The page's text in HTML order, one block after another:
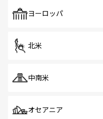
で、ホーカーズは
ヨーロッパ
北米
中南米
オセアニア